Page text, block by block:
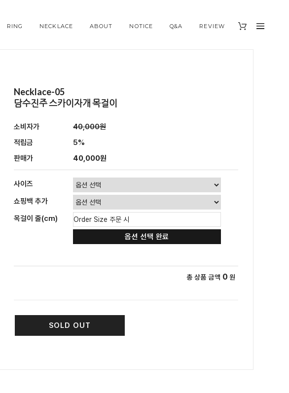
RING NECKLACE ABOUT NOTICE Q&A REVIEW
Necklace-05
담수진주 스카이자개 목걸이
소비자가
40,000원
적립금
5%
판매가
40,000원
사이즈
쇼핑백 추가
목걸이 줄(cm)
옵션 선택 완료
총 상품 금액 0 원
SOLD OUT